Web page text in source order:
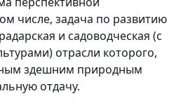
числе, задача по развитию
и садоводческая (с
отрасли которого,
здешним природным
отдачу.